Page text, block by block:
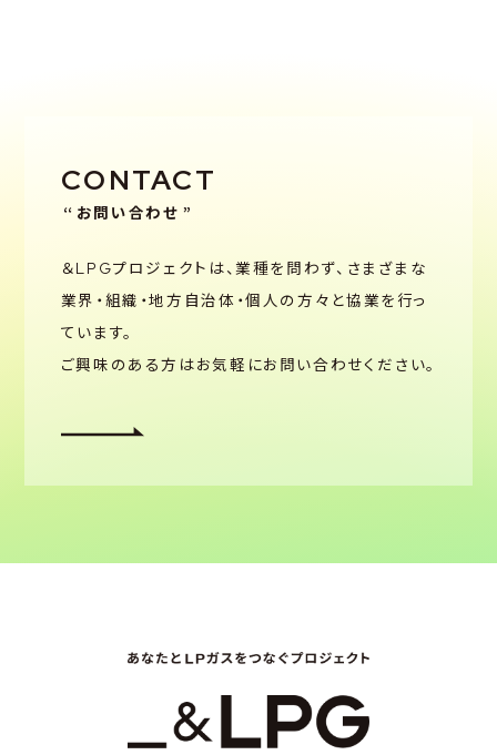
CONTACT
お問い合わせ
＆LPGプロジェクトは、業種を問わず、さまざまな
業界・組織・地方自治体・個人の方々と協業を行っ
ています。
ご興味のある方はお気軽にお問い合わせください。